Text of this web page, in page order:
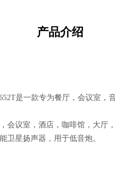
产品介绍
是一款专为餐厅，会议室，
会议室，酒店，咖啡馆，大厅
卫星扬声器，用于低音炮。